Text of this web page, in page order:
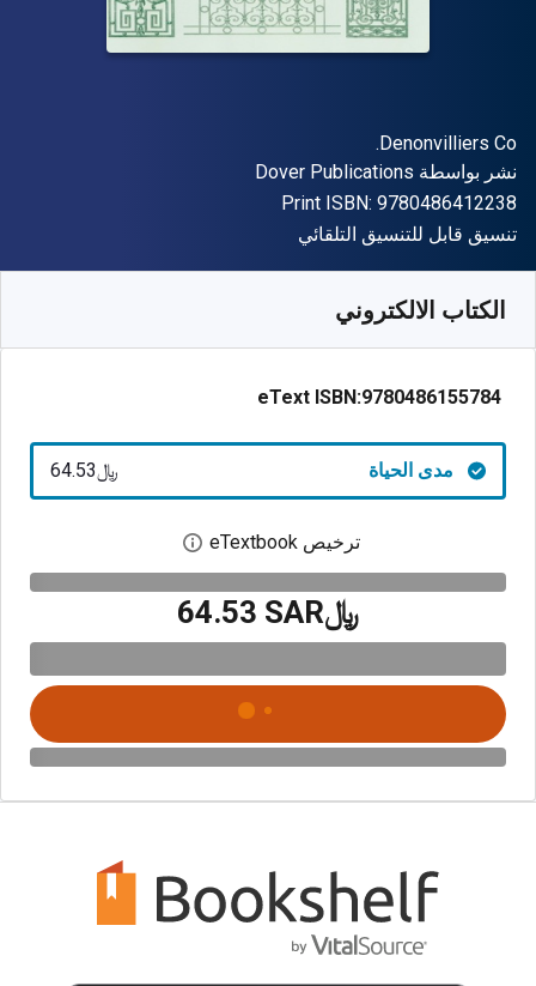
المؤلف (المؤلفون)
Denonvilliers Co.
الناشر
نشر بواسطة Dover Publications
Print ISBN: 9780486412238
شكل
تنسيق قابل للتنسيق التلقائي
الكتاب الالكتروني
eText ISBN:9780486155784
مدى الحياة ﷼‎64.53
ترخيص eTextbook افتح مربع حوار
﷼‎64.53 SAR